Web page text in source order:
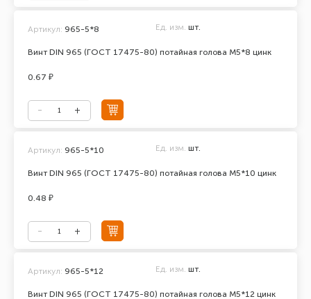
Винт DIN 965 (ГОСТ 17475-80) потайная голова М5*8 цинк
Артикул: 965-5*8 Ед. изм. шт.
0.67 ₽
Винт DIN 965 (ГОСТ 17475-80) потайная голова М5*10 цинк
Артикул: 965-5*10 Ед. изм. шт.
0.48 ₽
Винт DIN 965 (ГОСТ 17475-80) потайная голова М5*12 цинк
Артикул: 965-5*12 Ед. изм. шт.